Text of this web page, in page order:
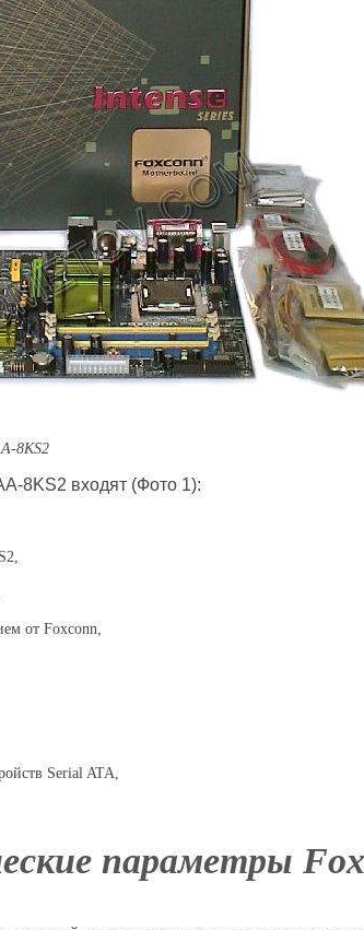
8KS2
8KS2 входят (Фото 1):
,
от Foxconn,
Serial ATA,
параметры